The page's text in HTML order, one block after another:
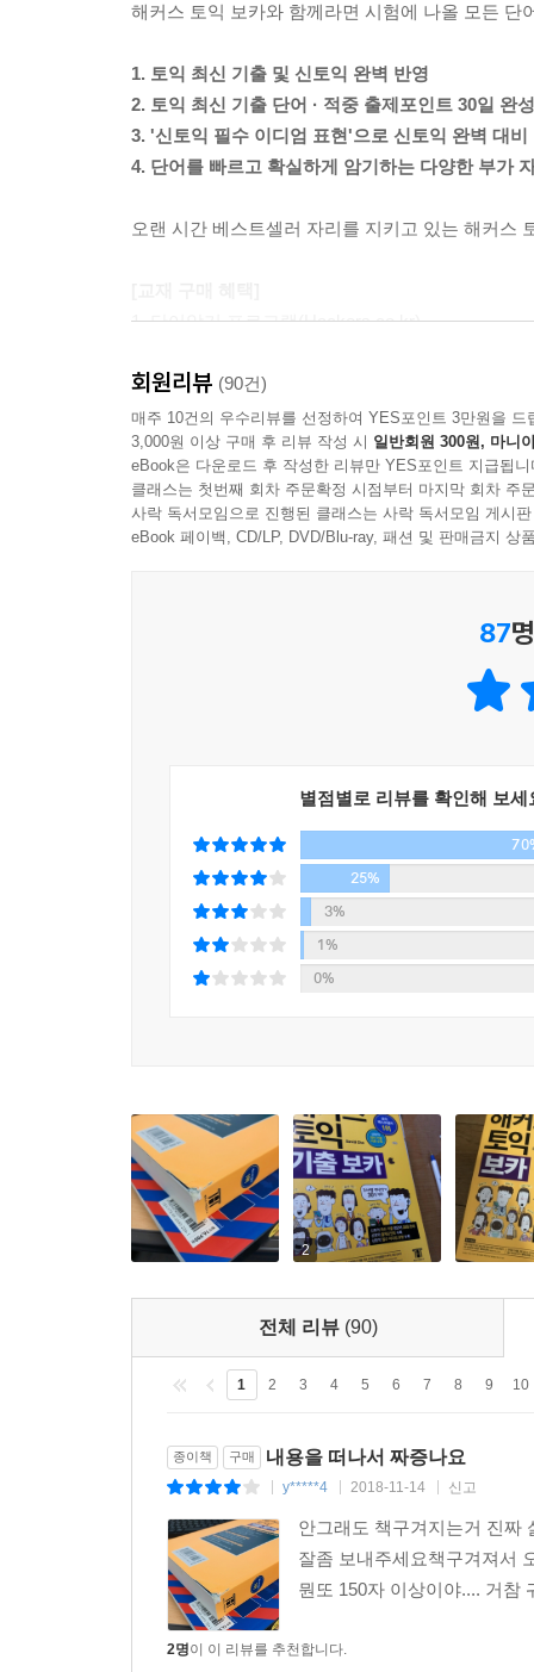
해커스 토익 보카와 함께라면 시험에 나올 모든
1. 토익 최신 기출 및 신토익 완벽 반영
2. 토익 최신 기출 단어 · 적중 출제포인트 30일 완성
3. '신토익 필수 이디엄 표현'으로 신토익 완벽 대비
4. 단어를 빠르고 확실하게 암기하는 다양한 부가
오랜 시간 베스트셀러 자리를 지키고 있는 해커스
1. 단어암기 프로그램(Hackers.co.kr)
3. 실전문제 추가 10회분(Hackers.co.kr)
4. 핵심기출단어 및 목표 점수별 토익완성단어
5. 해커스 단어암기 어플 (HackersIngang.com)
6. 신토익 대비 필수 이디엄 표현 MP3
7. 신나는 단어집중암기 MP3 (HackersIngang.com)
2) Part 5&6 빈출 단어부터 Part 7 및 리스닝 주요
2. 최신 출제포인트를 수록하여 실전 완벽 대비가
2) 시험에 자주 출제되는 빈출 어구, 혼동하기 쉬
3) 빈출 단어를 신토익 유형의 예문과 함께 수록해
3. 신토익 대비 신토익 필수 이디엄 표현 수록
토익 신유형 (Part 3,4,7) 지문에 대비하는 필수 이
5. 목표 점수대별 필수 단어로 맞춤 학습 가능
'토익완성단어'를 점수대별로 토익기초단어, 800
6. 토익에 자주 나오는 "빈출 핵심단어"로 효율적
1) 빈출 우선 순위 단어를 엄선해 '핵심빈출단어'로
7. 실전 감각을 키우는 풍부한 신토익 실전문제 13
신토익 유형과 동일한 Part 5, 6, 7 실전문제 13회
1) 해커스영어(Hackers.co.kr)
단어암기 프로그램, 단어시험지 자동 생성기, 신
2) 해커스인강(HackersIngang.com)
단어암기 어플, 신토익 대비 필수 이디엄 표현
토익 베스트셀러 1위 : 교보문고 TOEIC/TOEFL
회원리뷰 (90건)
매주 10건의 우수리뷰를 선정하여 YES포인트 3만원을 드
3,000원 이상 구매 후 리뷰 작성 시 일반회원 300원, 마니
eBook은 다운로드 후 작성한 리뷰만 YES포인트 지급됩니
클래스는 첫번째 회차 주문확정 시점부터 마지막 회차 주
사락 독서모임으로 진행된 클래스는 사락 독서모임 게시
eBook 페이백, CD/LP, DVD/Blu-ray, 패션 및 판매금지 상
87
별점별로 리뷰를 확인해 보세
25%
3%
1%
0%
2
전체 리뷰 (90)
1 2 3 4 5 6 7 8 9 10
종이책 구매 내용을 떠나서 짜증나요
y*****4 2018-11-14 신고
안그래도 책구겨지는거 진짜
잘좀 보내주세요책구겨져서
뭔또 150자 이상이야.... 거참
2명이 이 리뷰를 추천합니다.